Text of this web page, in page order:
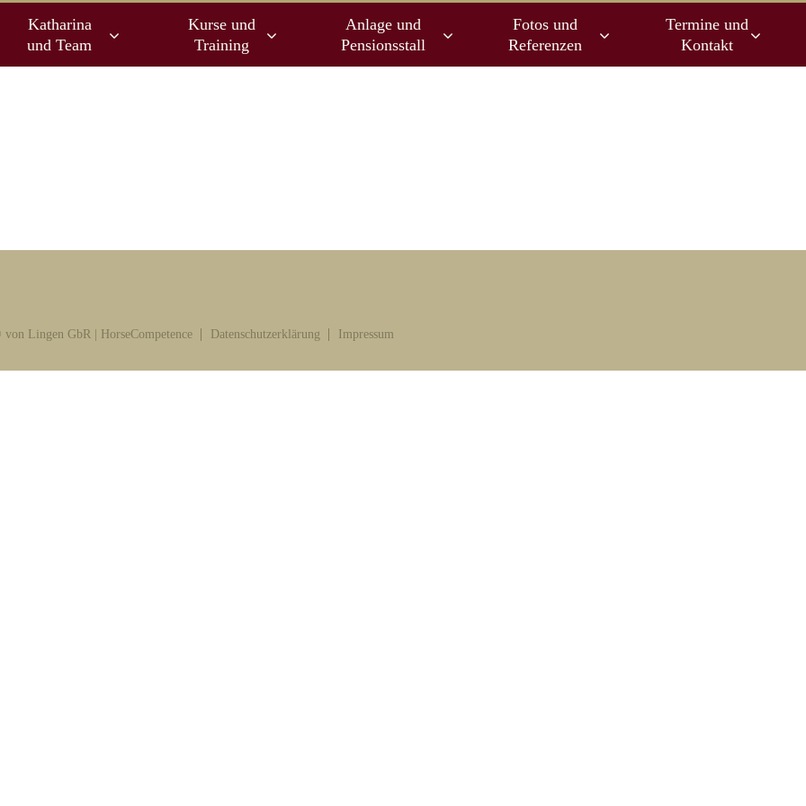
Katharina
und Team
Kurse und
Training
Anlage und
Pensionsstall
Fotos und
Referenzen
Termine und
Kontakt
von Lingen GbR | HorseCompetence Datenschutzerklärung Impressum